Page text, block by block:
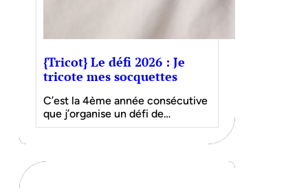
{Tricot} Le défi 2026 : Je
tricote mes socquettes
C’est la 4ème année consécutive
que j’organise un défi de…